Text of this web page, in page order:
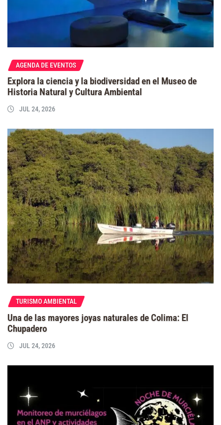
AGENDA DE EVENTOS
Explora la ciencia y la biodiversidad en el Museo de
Historia Natural y Cultura Ambiental
JUL 24, 2026
TURISMO AMBIENTAL
Una de las mayores joyas naturales de Colima: El
Chupadero
JUL 24, 2026